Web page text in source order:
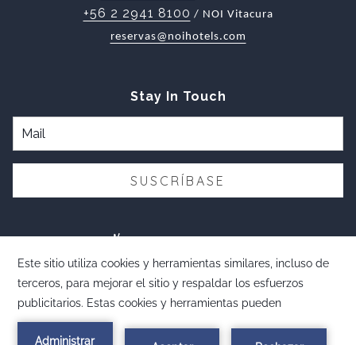
+56 2 2941 8100 / NOI Vitacura
reservas@noihotels.com
Stay In Touch
SUSCRÍBASE